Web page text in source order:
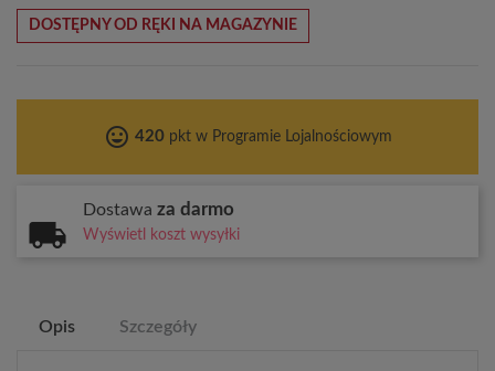
DOSTĘPNY OD RĘKI NA MAGAZYNIE
tag_faces 420pkt w Programie Lojalnościowym
Dostawa za darmo
Wyświetl koszt wysyłki
Opis Szczegóły